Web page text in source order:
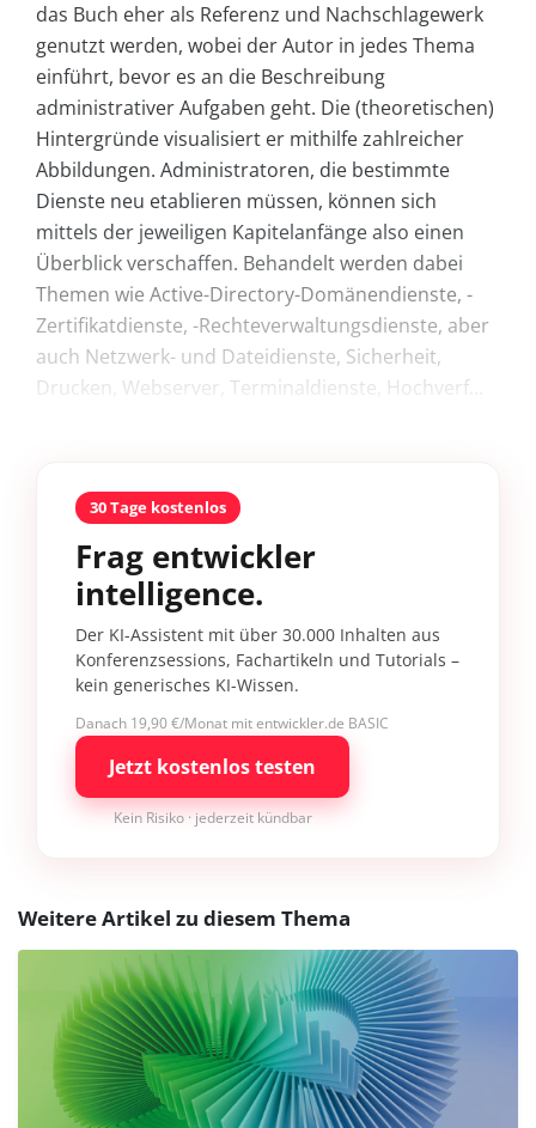
das Buch eher als Referenz und Nachschlagewerk
genutzt werden, wobei der Autor in jedes Thema
einführt, bevor es an die Beschreibung
administrativer Aufgaben geht. Die (theoretischen)
Hintergründe visualisiert er mithilfe zahlreicher
Abbildungen. Administratoren, die bestimmte
Dienste neu etablieren müssen, können sich
mittels der jeweiligen Kapitelanfänge also einen
Überblick verschaffen. Behandelt werden dabei
Themen wie Active-Directory-Domänendienste, -
Zertifikatdienste, -Rechteverwaltungsdienste, aber
auch Netzwerk- und Dateidienste, Sicherheit,
Drucken, Webserver, Terminaldienste, Hochverf...
30 Tage kostenlos
Frag entwickler
intelligence.
Der KI-Assistent mit über 30.000 Inhalten aus
Konferenzsessions, Fachartikeln und Tutorials –
kein generisches KI-Wissen.
Danach 19,90 €/Monat mit entwickler.de BASIC
Jetzt kostenlos testen
Kein Risiko · jederzeit kündbar
Weitere Artikel zu diesem Thema